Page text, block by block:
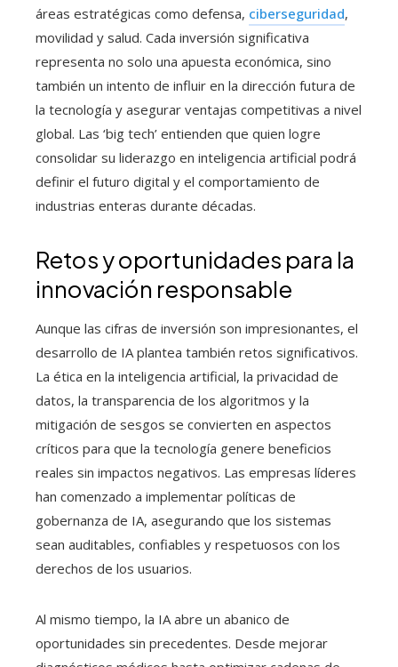
áreas estratégicas como defensa, ciberseguridad,
movilidad y salud. Cada inversión significativa
representa no solo una apuesta económica, sino
también un intento de influir en la dirección futura de
la tecnología y asegurar ventajas competitivas a nivel
global. Las ‘big tech’ entienden que quien logre
consolidar su liderazgo en inteligencia artificial podrá
definir el futuro digital y el comportamiento de
industrias enteras durante décadas.
Retos y oportunidades para la
innovación responsable
Aunque las cifras de inversión son impresionantes, el
desarrollo de IA plantea también retos significativos.
La ética en la inteligencia artificial, la privacidad de
datos, la transparencia de los algoritmos y la
mitigación de sesgos se convierten en aspectos
críticos para que la tecnología genere beneficios
reales sin impactos negativos. Las empresas líderes
han comenzado a implementar políticas de
gobernanza de IA, asegurando que los sistemas
sean auditables, confiables y respetuosos con los
derechos de los usuarios.
Al mismo tiempo, la IA abre un abanico de
oportunidades sin precedentes. Desde mejorar